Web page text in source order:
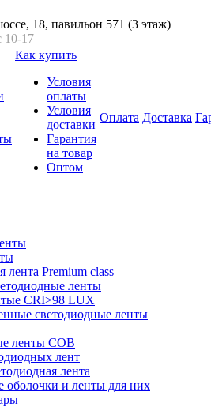
18, павильон 571 (3 этаж)
10-17
Как купить
Условия
оплаты
Условия
доставки
Гарантия
на товар
Оптом
Оплата Доставка
лента Premium class
ленты
CRI>98 LUX
светодиодные ленты
ленты COB
лент
лента
оболочки и ленты для них